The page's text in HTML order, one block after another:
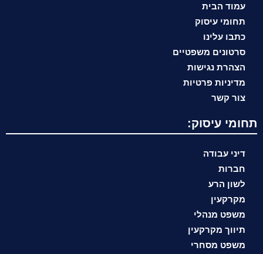
עמוד הבית
תחומי עיסוק
כתבו עלינו
סרטונים משפטיים
הצהרת נגישות
מדיניות פרטיות
צור קשר
תחומי עיסוק:
דיני עבודה
חברות
לשון הרע
מקרקעין
משפט מנהלי
תיווך מקרקעין
משפט מסחרי